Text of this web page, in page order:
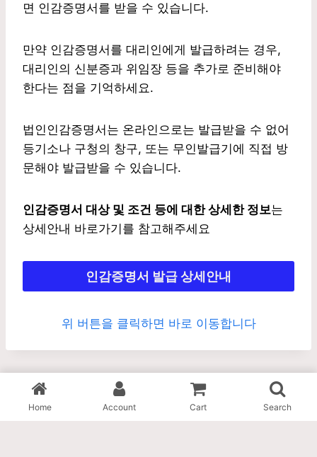
면 인감증명서를 받을 수 있습니다.
만약 인감증명서를 대리인에게 발급하려는 경우,
대리인의 신분증과 위임장 등을 추가로 준비해야
한다는 점을 기억하세요.
법인인감증명서는 온라인으로는 발급받을 수 없어
등기소나 구청의 창구, 또는 무인발급기에 직접 방
문해야 발급받을 수 있습니다.
인감증명서 대상 및 조건 등에 대한 상세한 정보는
상세안내 바로가기를 참고해주세요
인감증명서 발급 상세안내
위 버튼을 클릭하면 바로 이동합니다
Home Account Cart Search